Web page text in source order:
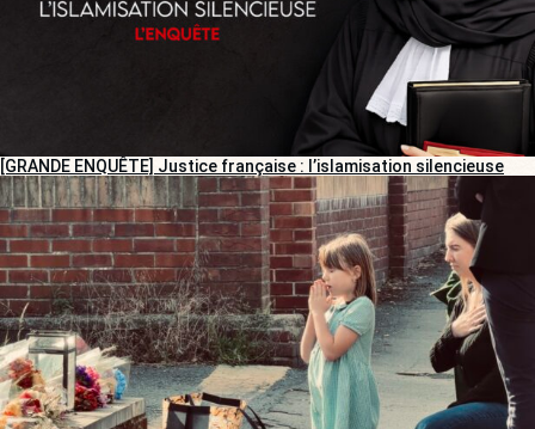
[GRANDE ENQUÊTE] Justice française : l’islamisation silencieuse